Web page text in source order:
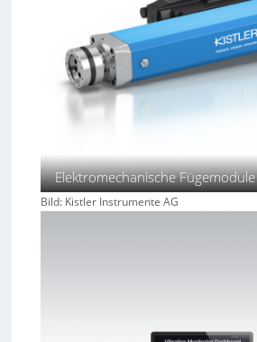
Elektromechanische Fügemodule
Bild: Kistler Instrumente AG